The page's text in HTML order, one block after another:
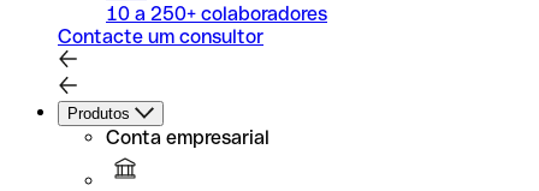
10 a 250+ colaboradores
Contacte um consultor
Produtos
Conta empresarial